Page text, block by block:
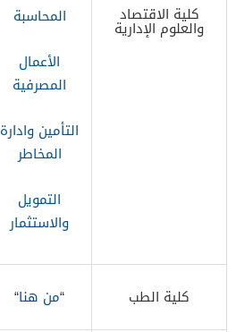
كلية ​الاقتصاد
والعلوم الإدارية
المحاسبة
الأعمال
المصرفية
التأمين وادارة
المخاطر
التمويل
والاستثمار​
كلية الطب “من هنا“